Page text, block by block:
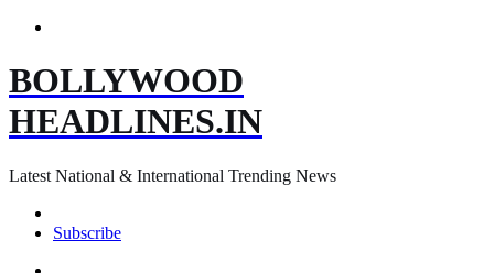
BOLLYWOOD
HEADLINES.IN
Latest National & International Trending News
Subscribe